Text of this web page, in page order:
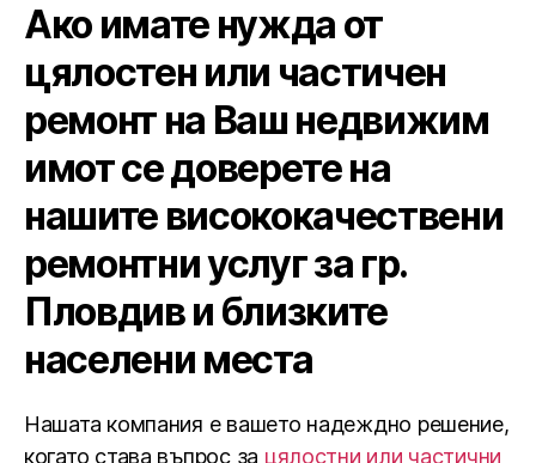
Ако имате нужда от
цялостен или частичен
ремонт на Ваш недвижим
имот се доверете на
нашите висококачествени
ремонтни услуг за гр.
Пловдив и близките
населени места
Нашата компания е вашето надеждно решение,
когато става въпрос за цялостни или частични